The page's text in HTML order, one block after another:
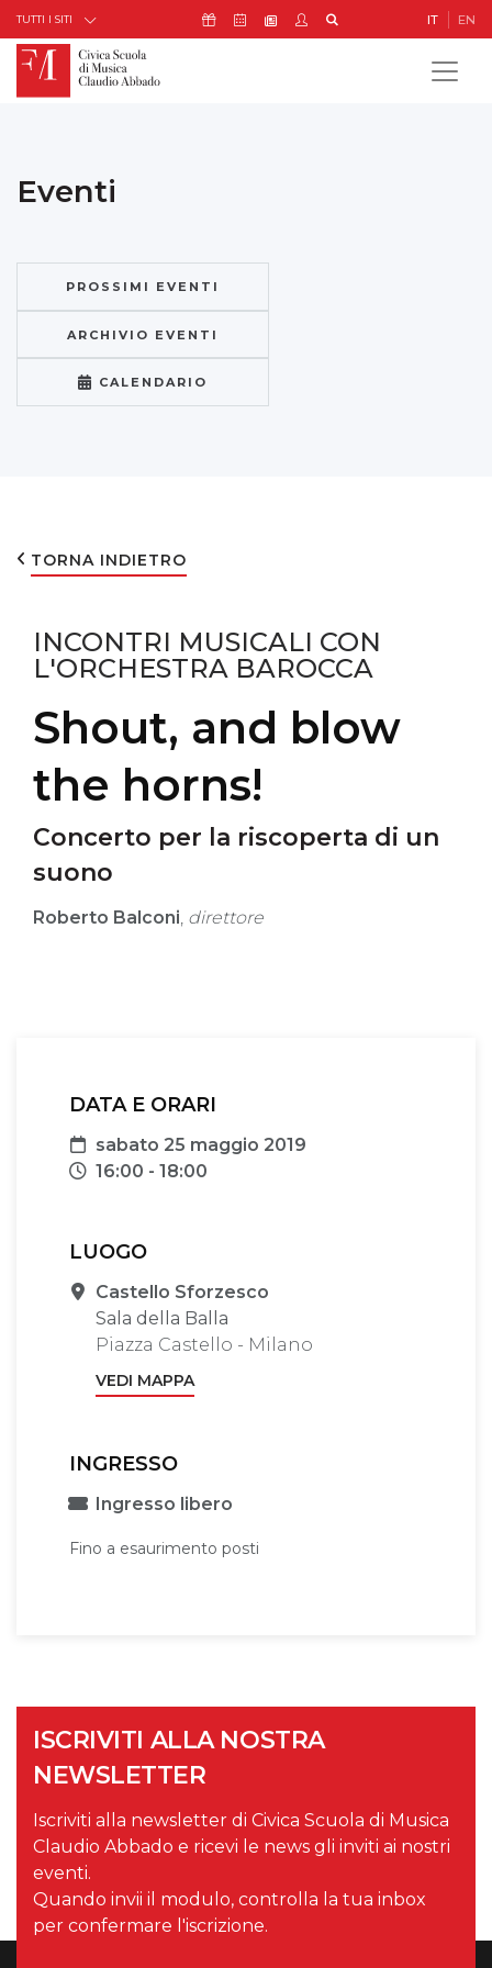
Skip to Content
TUTTI I SITI Icona Sostienici
Icona Calendario Eventi
Icona Newsletter
Icona My Civica IT EN
Eventi
PROSSIMI EVENTI
ARCHIVIO EVENTI
CALENDARIO
TORNA INDIETRO
INCONTRI MUSICALI CON
L'ORCHESTRA BAROCCA
Shout, and blow
the horns!
Concerto per la riscoperta di un
suono
Roberto Balconi direttore
DATA E ORARI
Data
sabato 25 maggio 2019
Orari
16:00 - 18:00
LUOGO
Sede
Castello Sforzesco
Sala della Balla
Piazza Castello - Milano
VEDI MAPPA
INGRESSO
Ingresso libero
Fino a esaurimento posti
ISCRIVITI ALLA NOSTRA
NEWSLETTER
Iscriviti alla newsletter di Civica Scuola di Musica
Claudio Abbado e ricevi le news gli inviti ai nostri
eventi.
Quando invii il modulo, controlla la tua inbox
per confermare l'iscrizione.